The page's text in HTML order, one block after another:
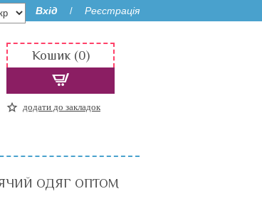
Вхід / Реєстрація
Кошик (0)
додати до закладок
ОДЯГ ОПТОМ